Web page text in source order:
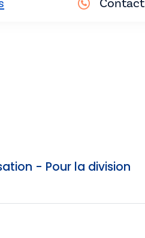
Contact
- Pour la division